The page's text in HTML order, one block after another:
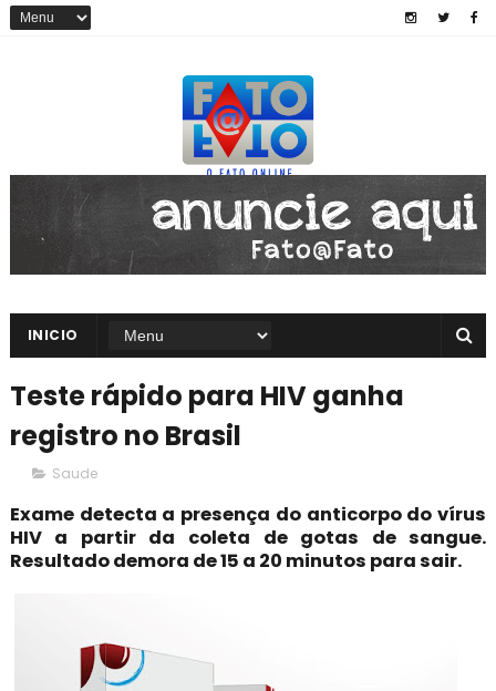
INICIO
Teste rápido para HIV ganha
registro no Brasil
Saude
Exame detecta a presença do anticorpo do vírus
HIV a partir da coleta de gotas de sangue.
Resultado demora de 15 a 20 minutos para sair.